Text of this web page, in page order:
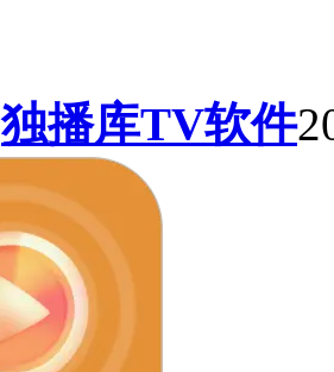
独播库TV软件